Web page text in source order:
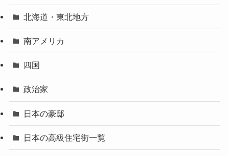
北海道・東北地方
南アメリカ
四国
政治家
日本の豪邸
日本の高級住宅街一覧